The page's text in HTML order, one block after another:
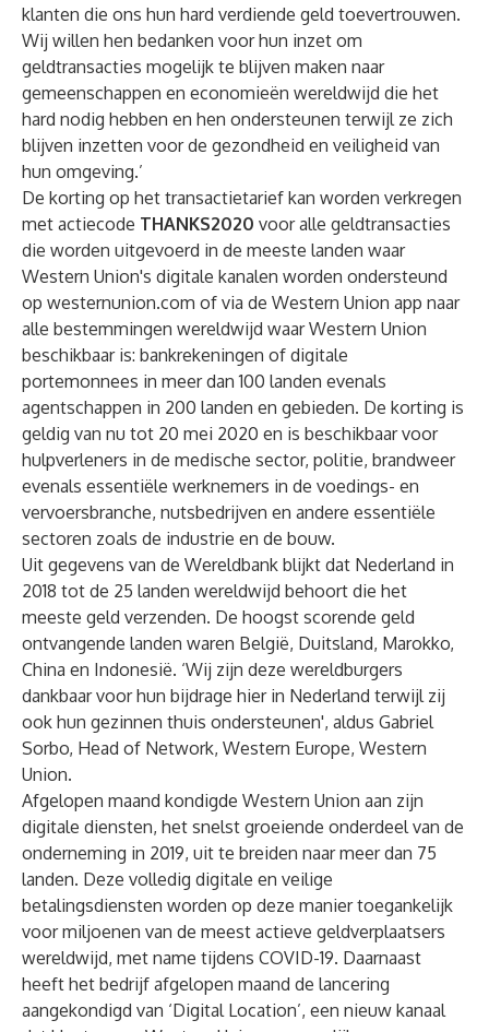
klanten die ons hun hard verdiende geld toevertrouwen.
Wij willen hen bedanken voor hun inzet om
geldtransacties mogelijk te blijven maken naar
gemeenschappen en economieën wereldwijd die het
hard nodig hebben en hen ondersteunen terwijl ze zich
blijven inzetten voor de gezondheid en veiligheid van
hun omgeving.’
De korting op het transactietarief kan worden verkregen
met actiecode THANKS2020 voor alle geldtransacties
die worden uitgevoerd in de meeste landen waar
Western Union's digitale kanalen worden ondersteund
op westernunion.com of via de Western Union app naar
alle bestemmingen wereldwijd waar Western Union
beschikbaar is: bankrekeningen of digitale
portemonnees in meer dan 100 landen evenals
agentschappen in 200 landen en gebieden. De korting is
geldig van nu tot 20 mei 2020 en is beschikbaar voor
hulpverleners in de medische sector, politie, brandweer
evenals essentiële werknemers in de voedings- en
vervoersbranche, nutsbedrijven en andere essentiële
sectoren zoals de industrie en de bouw.
Uit gegevens van de Wereldbank blijkt dat Nederland in
2018 tot de 25 landen wereldwijd behoort die het
meeste geld verzenden. De hoogst scorende geld
ontvangende landen waren België, Duitsland, Marokko,
China en Indonesië. ‘Wij zijn deze wereldburgers
dankbaar voor hun bijdrage hier in Nederland terwijl zij
ook hun gezinnen thuis ondersteunen', aldus Gabriel
Sorbo, Head of Network, Western Europe, Western
Union.
Afgelopen maand kondigde Western Union aan zijn
digitale diensten, het snelst groeiende onderdeel van de
onderneming in 2019, uit te breiden naar meer dan 75
landen. Deze volledig digitale en veilige
betalingsdiensten worden op deze manier toegankelijk
voor miljoenen van de meest actieve geldverplaatsers
wereldwijd, met name tijdens COVID-19. Daarnaast
heeft het bedrijf afgelopen maand de lancering
aangekondigd van ‘Digital Location’, een nieuw kanaal